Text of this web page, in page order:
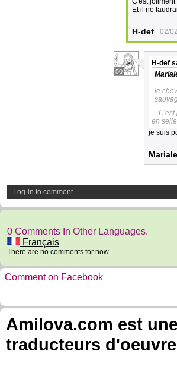
Et il ne
H-def 02/
50
H-def
le
C'est
en
je suis
Log-in to comment
0 Comments In Other Languages.
Français
There are no comments for now.
Comment on Facebook
Amilova.com est
traducteurs